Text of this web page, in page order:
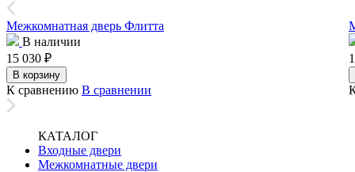
Межкомнатная дверь Флитта
В наличии
15 030 ₽
В корзину
К сравнению В сравнении
КАТАЛОГ
Входные двери
Межкомнатные двери